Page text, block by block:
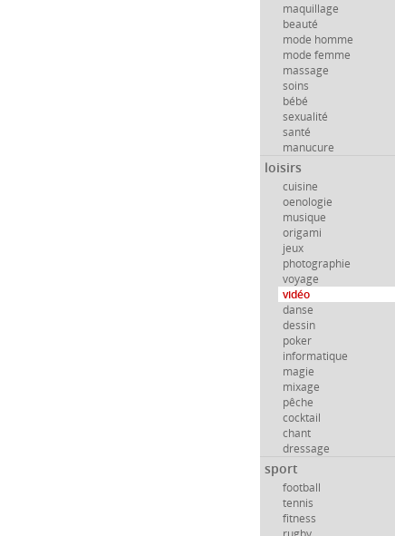
maquillage
beauté
mode homme
mode femme
massage
soins
bébé
sexualité
santé
manucure
loisirs
cuisine
oenologie
musique
origami
jeux
photographie
voyage
vidéo
danse
dessin
poker
informatique
magie
mixage
pêche
cocktail
chant
dressage
sport
football
tennis
fitness